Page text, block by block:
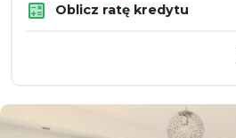
Oblicz ratę kredytu